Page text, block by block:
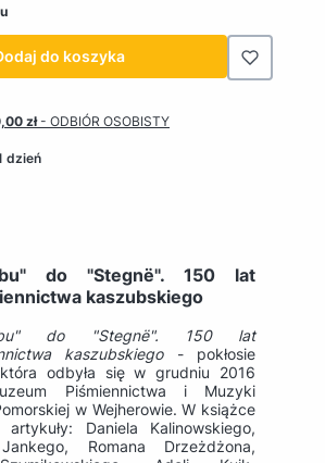
do koszyka
zł- ODBIÓR OSOBISTY
dzień
do "Stegnë". 150 lat
kaszubskiego
do "Stegnë".
150 lat
kaszubskiego- pokłosie
odbyła się w grudniu 2016
Piśmiennictwa i Muzyki
w Wejherowie. W książce
artykuły: Daniela Kalinowskiego,
Jankego, Romana Drzeżdżona,